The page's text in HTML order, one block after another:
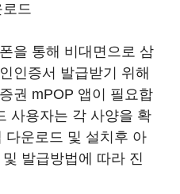
드
을 통해 비대면으로 삼
인증서 발급받기 위해
권 mPOP 앱이 필요합
사용자는 각 사양을 확
다운로드 및 설치후 아
발급방법에 따라 진